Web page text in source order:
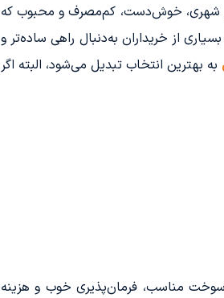
شهری، خوش‌دست، کم‌مصرف و محبوب که
و هم در لیست پیشنهاد فروشندگان. با این حال، قیمت نقدی پژو ۲۰۶ باعث شده بسیاری از خریداران به‌دنبال راهی ساده‌تر و
به بهترین انتخاب تبدیل می‌شود، البته اگر
مناسب، فرمان‌پذیری خوب و هزینه